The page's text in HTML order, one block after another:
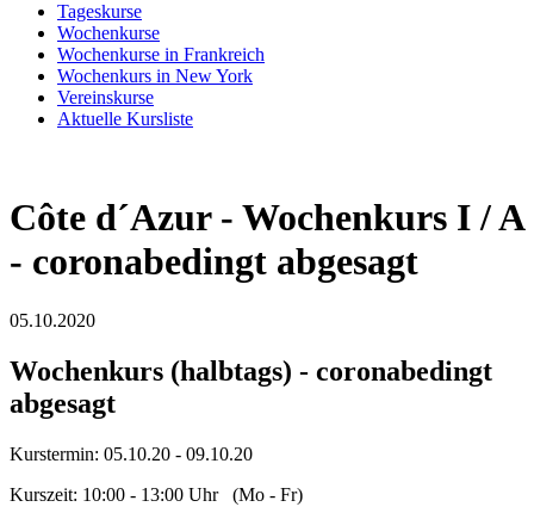
Tageskurse
Wochenkurse
Wochenkurse in Frankreich
Wochenkurs in New York
Vereinskurse
Aktuelle Kursliste
Côte d´Azur - Wochenkurs I / A
- coronabedingt abgesagt
05.10.2020
Wochenkurs (halbtags) - coronabedingt
abgesagt
Kurstermin: 05.10.20 - 09.10.20
Kurszeit: 10:00 - 13:00 Uhr (Mo - Fr)